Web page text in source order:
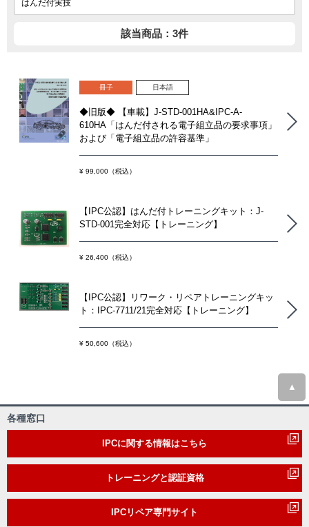
該当商品：3件
冊子 日本語
◆旧版◆ 【車載】J-STD-001HA&IPC-A-
610HA「はんだ付される電子組立品の要求事項」
および「電子組立品の許容基準」
¥ 99,000（税込）
【IPC公認】はんだ付トレーニングキット：J-
STD-001完全対応【トレーニング】
¥ 26,400（税込）
【IPC公認】リワーク・リペアトレーニングキッ
ト：IPC-7711/21完全対応【トレーニング】
¥ 50,600（税込）
▲
各種窓口
IPCに関する情報はこちら
トレーニングと認証資格
IPCリペア専門サイト